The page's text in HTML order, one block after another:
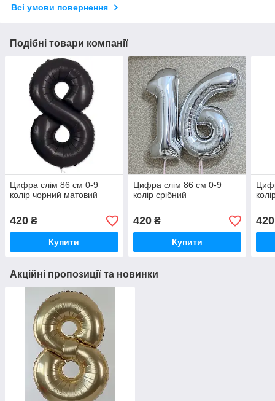
Всі умови повернення
Подібні товари компанії
Цифра слім 86 см 0-9
колір чорний матовий
420 ₴
Купити
Цифра слім 86 см 0-9
колір срібний
420₴
Купити
420
Акційні пропозиції та новинки